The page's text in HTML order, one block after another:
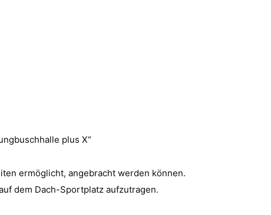
plus X“
ermöglicht, angebracht werden können.
dem Dach-Sportplatz aufzutragen.